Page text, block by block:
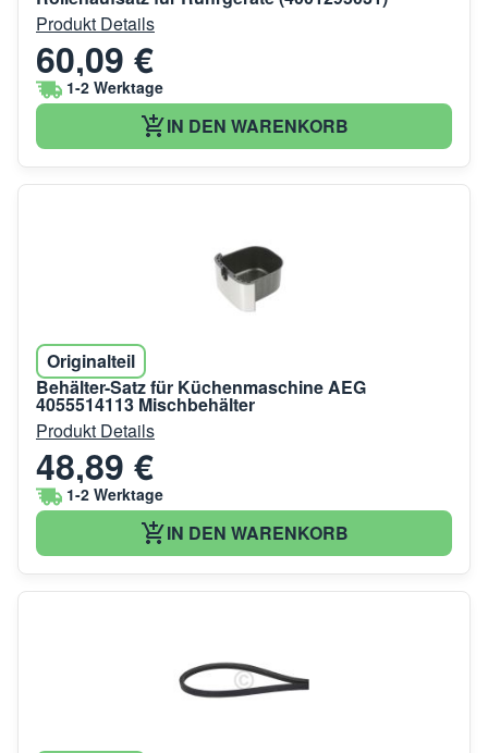
Produkt Details
60,09 €
1-2 Werktage
IN DEN WARENKORB
Originalteil
Behälter-Satz für Küchenmaschine AEG
4055514113 Mischbehälter
Produkt Details
48,89 €
1-2 Werktage
IN DEN WARENKORB